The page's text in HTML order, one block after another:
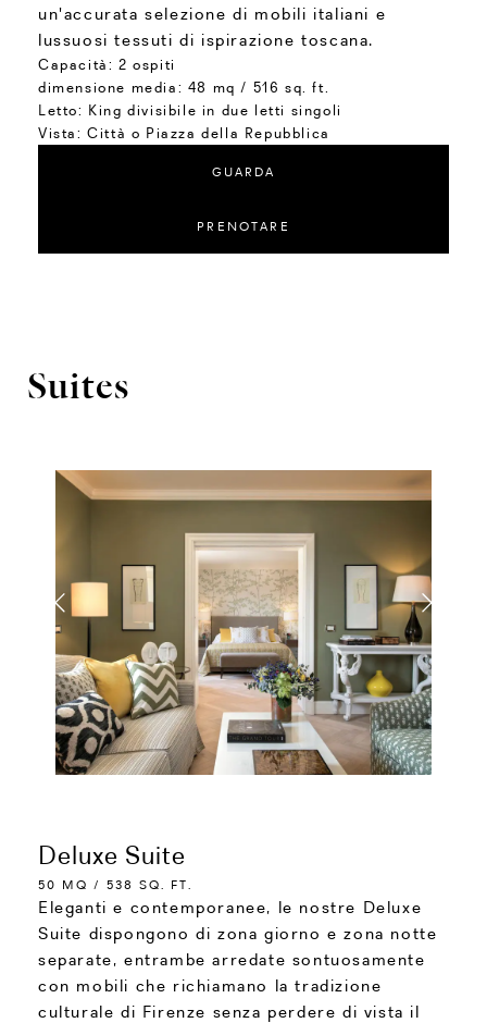
un'accurata selezione di mobili italiani e
lussuosi tessuti di ispirazione toscana.
Capacità: 2 ospiti
dimensione media: 48 mq / 516 sq. ft.
Letto: King divisibile in due letti singoli
Vista:Città o Piazza della Repubblica
GUARDA
PRENOTARE
Suites
Deluxe Suite
50 MQ / 538 SQ. FT.
Eleganti e contemporanee, le nostre Deluxe
Suite dispongono di zona giorno e zona notte
separate, entrambe arredate sontuosamente
con mobili che richiamano la tradizione
culturale di Firenze senza perdere di vista il